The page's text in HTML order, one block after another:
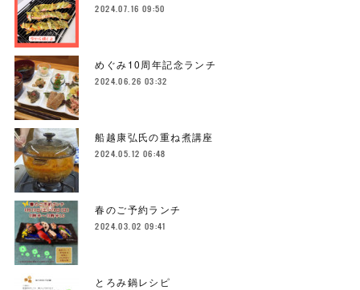
2024.07.16 09:50
めぐみ10周年記念ランチ
2024.06.26 03:32
船越康弘氏の重ね煮講座
2024.05.12 06:48
春のご予約ランチ
2024.03.02 09:41
とろみ鍋レシピ